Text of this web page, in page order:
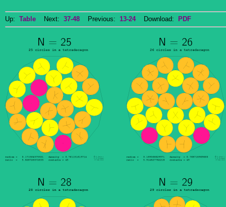
Up: Table Next: 37-48 Previous: 13-24Download: PDF